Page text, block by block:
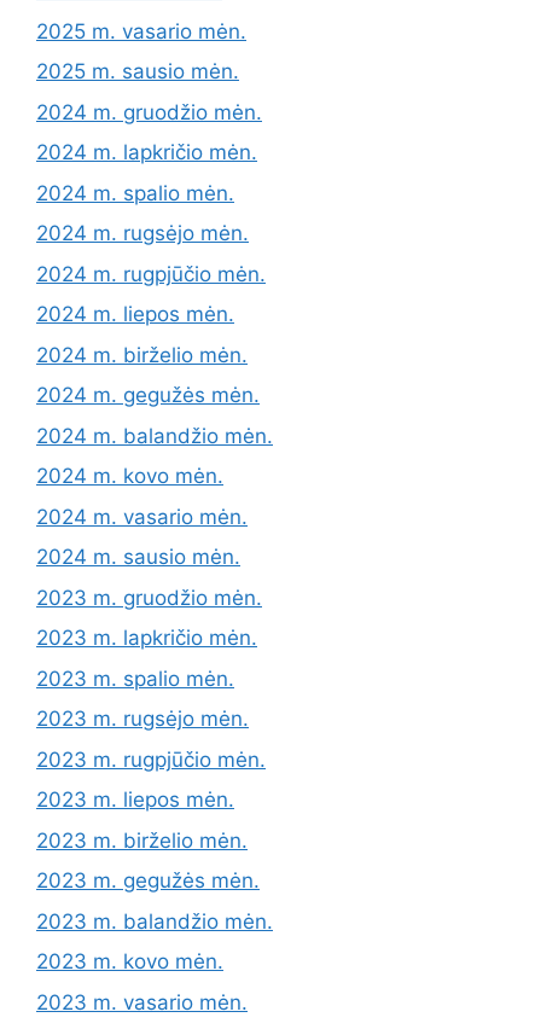
2025 m. vasario mėn.
2025 m. sausio mėn.
2024 m. gruodžio mėn.
2024 m. lapkričio mėn.
2024 m. spalio mėn.
2024 m. rugsėjo mėn.
2024 m. rugpjūčio mėn.
2024 m. liepos mėn.
2024 m. birželio mėn.
2024 m. gegužės mėn.
2024 m. balandžio mėn.
2024 m. kovo mėn.
2024 m. vasario mėn.
2024 m. sausio mėn.
2023 m. gruodžio mėn.
2023 m. lapkričio mėn.
2023 m. spalio mėn.
2023 m. rugsėjo mėn.
2023 m. rugpjūčio mėn.
2023 m. liepos mėn.
2023 m. birželio mėn.
2023 m. gegužės mėn.
2023 m. balandžio mėn.
2023 m. kovo mėn.
2023 m. vasario mėn.